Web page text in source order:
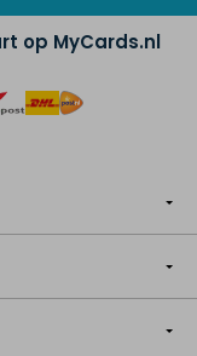
op MyCards.nl